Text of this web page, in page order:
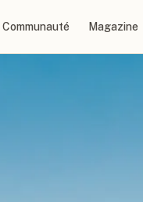
Communauté Magazine